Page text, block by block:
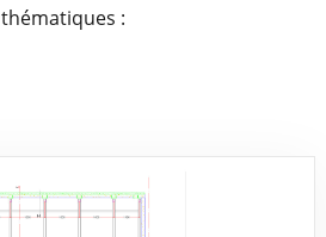
thématiques :